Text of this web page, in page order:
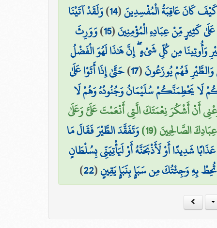
كَانَ عَاقِبَةُ الْمُفْسِدِينَ(
14
)وَلَقَدْ آتَيْنَا
كَثِيرٍ مِّنْ عِبَادِهِ الْمُؤْمِنِينَ(
15
)وَوَرِثَ
وَأُوتِينَا مِن كُلِّ شَيْءٍ ۖ إِنَّ هَٰذَا لَهُوَ الْفَضْلُ
فَهُمْ يُوزَعُونَ(
17
)حَتَّىٰ إِذَا أَتَوْا عَلَىٰ
لَا يَحْطِمَنَّكُمْ سُلَيْمَانُ وَجُنُودُهُ وَهُمْ لَا
أَنْ أَشْكُرَ نِعْمَتَكَ الَّتِي أَنْعَمْتَ عَلَيَّ وَعَلَىٰ
الصَّالِحِينَ (19)
وَتَفَقَّدَ الطَّيْرَ فَقَالَ مَا
شَدِيدًا أَوْ لَأَذْبَحَنَّهُ أَوْ لَيَأْتِيَنِّي بِسُلْطَانٍ
بِهِ وَجِئْتُكَ مِن سَبَإٍ بِنَبَإٍ يَقِينٍ(
22
)